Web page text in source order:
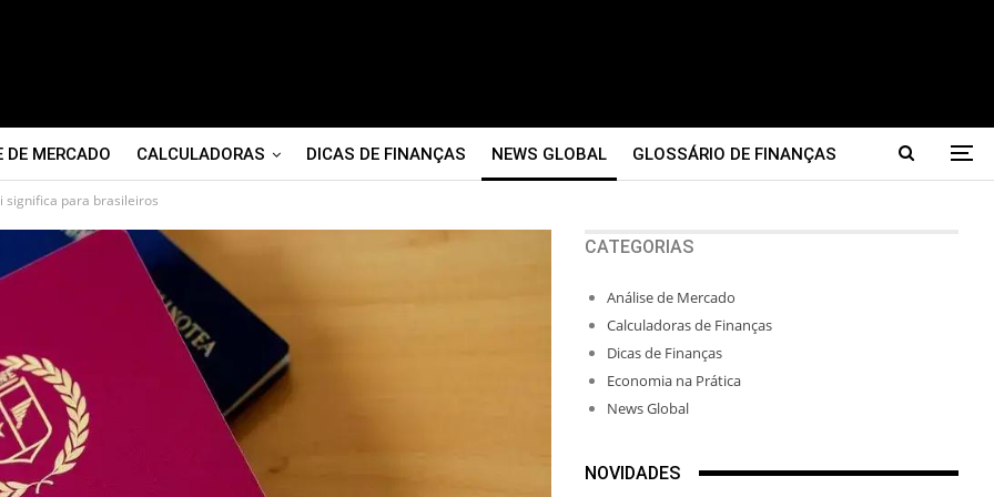
DE MERCADO CALCULADORAS DICAS DE FINANÇAS NEWS GLOBAL GLOSSÁRIO DE FINANÇAS
significa para brasileiros
CATEGORIAS
Análise de Mercado
Calculadoras de Finanças
Dicas de Finanças
Economia na Prática
News Global
NOVIDADES